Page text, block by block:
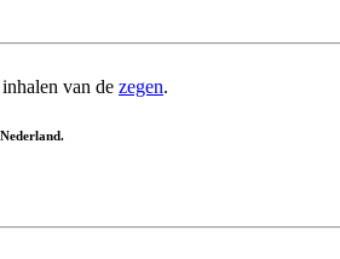
van de zegen.